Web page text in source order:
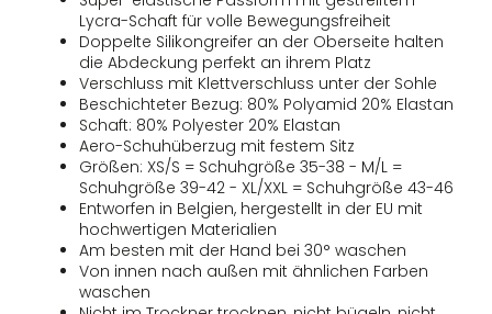
Lycra-Schaft für volle Bewegungsfreiheit
Doppelte Silikongreifer an der Oberseite halten
die Abdeckung perfekt an ihrem Platz
Verschluss mit Klettverschluss unter der Sohle
Beschichteter Bezug: 80% Polyamid 20% Elastan
Schaft: 80% Polyester 20% Elastan
Aero-Schuhüberzug mit festem Sitz
Größen: XS/S = Schuhgröße 35-38 - M/L =
Schuhgröße 39-42 - XL/XXL = Schuhgröße 43-46
Entworfen in Belgien, hergestellt in der EU mit
hochwertigen Materialien
Am besten mit der Hand bei 30° waschen
Von innen nach außen mit ähnlichen Farben
waschen